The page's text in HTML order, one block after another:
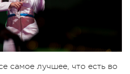
самое лучшее, что есть во